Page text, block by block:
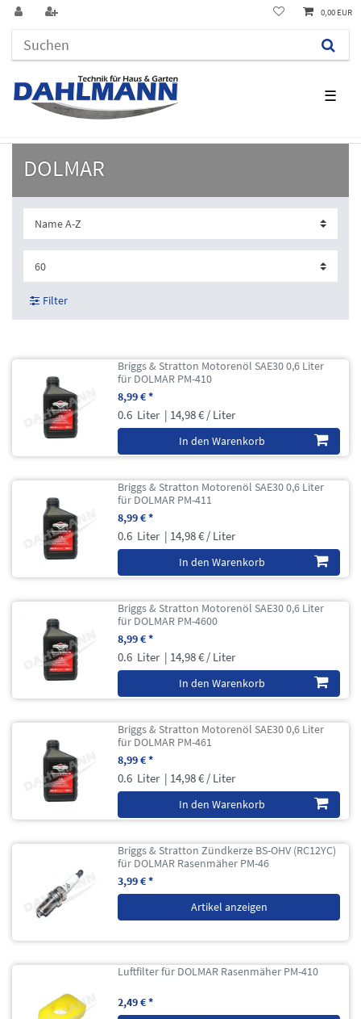
☰
0,00 EUR
DOLMAR
Filter
Briggs & Stratton Motorenöl SAE30 0,6 Liter
für DOLMAR PM-410
8,99 € *
0.6 Liter | 14,98 € / Liter
In den Warenkorb
Briggs & Stratton Motorenöl SAE30 0,6 Liter
für DOLMAR PM-411
8,99 € *
0.6 Liter | 14,98 € / Liter
In den Warenkorb
Briggs & Stratton Motorenöl SAE30 0,6 Liter
für DOLMAR PM-4600
8,99 € *
0.6 Liter | 14,98 € / Liter
In den Warenkorb
Briggs & Stratton Motorenöl SAE30 0,6 Liter
für DOLMAR PM-461
8,99 € *
0.6 Liter | 14,98 € / Liter
In den Warenkorb
Briggs & Stratton Zündkerze BS-OHV (RC12YC)
für DOLMAR Rasenmäher PM-46
3,99 € *
Artikel anzeigen
Luftfilter für DOLMAR Rasenmäher PM-410
2,49 € *